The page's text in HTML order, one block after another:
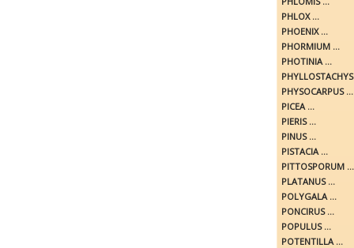
PHLOX ...
PHOENIX ...
PHORMIUM ...
PHOTINIA ...
PHYSOCARPUS ...
PICEA ...
PIERIS ...
PINUS ...
PISTACIA ...
PITTOSPORUM ...
PLATANUS ...
POLYGALA ...
PONCIRUS ...
POPULUS ...
POTENTILLA ...